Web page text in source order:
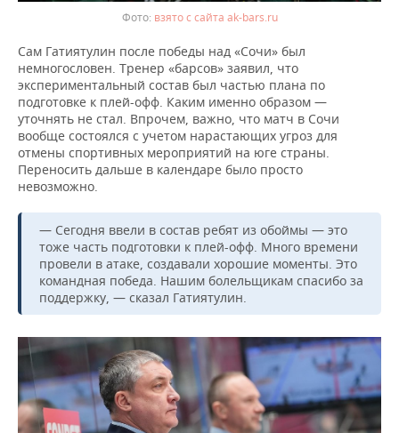
взято с сайта ak-bars.ru
Сам Гатиятулин после победы над «Сочи» был
немногословен. Тренер «барсов» заявил, что
экспериментальный состав был частью плана по
подготовке к плей-офф. Каким именно образом —
уточнять не стал. Впрочем, важно, что матч в Сочи
вообще состоялся с учетом нарастающих угроз для
отмены спортивных мероприятий на юге страны.
Переносить дальше в календаре было просто
невозможно.
— Сегодня ввели в состав ребят из обоймы — это
тоже часть подготовки к плей-офф. Много времени
провели в атаке, создавали хорошие моменты. Это
командная победа. Нашим болельщикам спасибо за
поддержку, — сказал Гатиятулин.